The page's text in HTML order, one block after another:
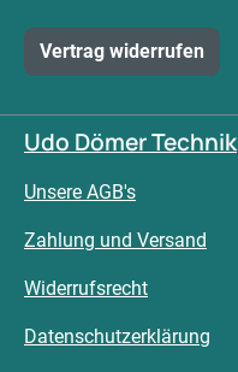
Vertrag widerrufen
Udo Dömer Technik
Unsere AGB's
Zahlung und Versand
Widerrufsrecht
Datenschutzerklärung